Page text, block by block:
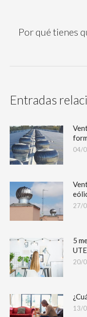
Por qué tienes
Entradas
04/
27/
5
20/
13/